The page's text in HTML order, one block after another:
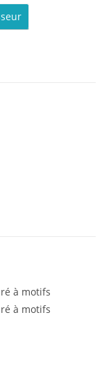
à motifs
à motifs